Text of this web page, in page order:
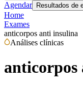
Agendar Resultados de
Home
Exames
anticorpos anti insulina
Análises clínicas